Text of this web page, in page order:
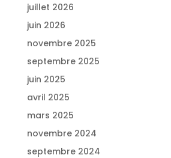
juillet 2026
juin 2026
novembre 2025
septembre 2025
juin 2025
avril 2025
mars 2025
novembre 2024
septembre 2024